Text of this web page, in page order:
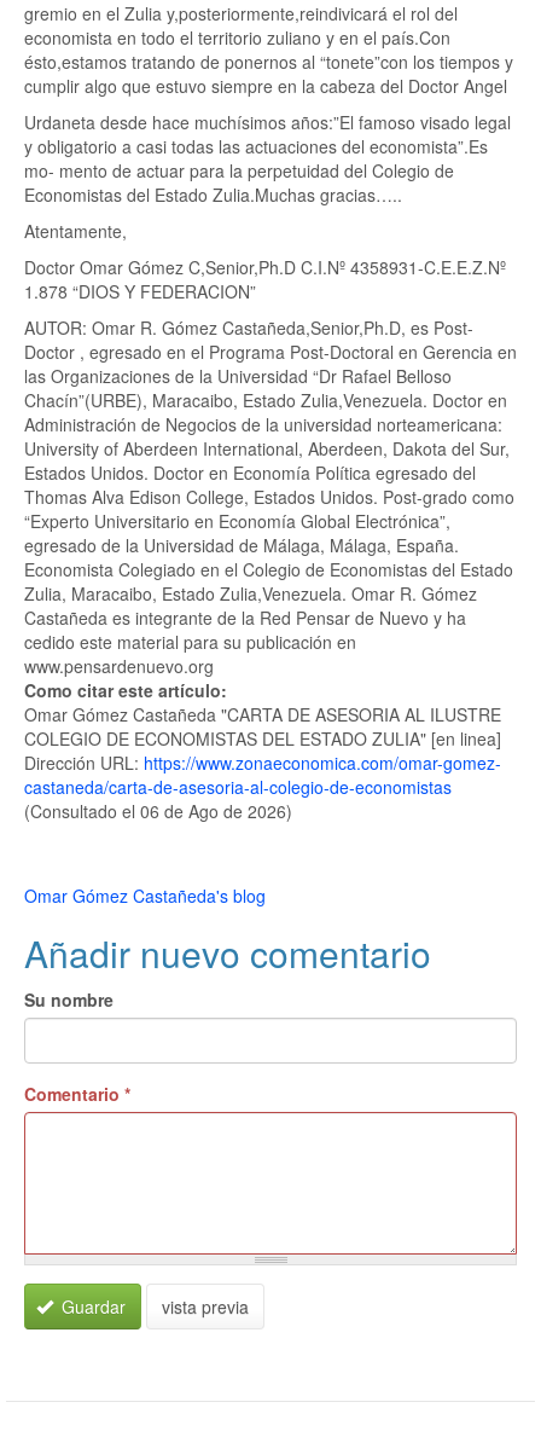
gremio en el Zulia y,posteriormente,reindivicará el rol del
economista en todo el territorio zuliano y en el país.Con
ésto,estamos tratando de ponernos al “tonete”con los tiempos y
cumplir algo que estuvo siempre en la cabeza del Doctor Angel
Urdaneta desde hace muchísimos años:”El famoso visado legal
y obligatorio a casi todas las actuaciones del economista”.Es
mo- mento de actuar para la perpetuidad del Colegio de
Economistas del Estado Zulia.Muchas gracias…..
Atentamente,
Doctor Omar Gómez C,Senior,Ph.D C.I.Nº 4358931-C.E.E.Z.Nº
1.878 “DIOS Y FEDERACION”
AUTOR: Omar R. Gómez Castañeda,Senior,Ph.D, es Post-
Doctor , egresado en el Programa Post-Doctoral en Gerencia en
las Organizaciones de la Universidad “Dr Rafael Belloso
Chacín”(URBE), Maracaibo, Estado Zulia,Venezuela. Doctor en
Administración de Negocios de la universidad norteamericana:
University of Aberdeen International, Aberdeen, Dakota del Sur,
Estados Unidos. Doctor en Economía Política egresado del
Thomas Alva Edison College, Estados Unidos. Post-grado como
“Experto Universitario en Economía Global Electrónica”,
egresado de la Universidad de Málaga, Málaga, España.
Economista Colegiado en el Colegio de Economistas del Estado
Zulia, Maracaibo, Estado Zulia,Venezuela. Omar R. Gómez
Castañeda es integrante de la Red Pensar de Nuevo y ha
cedido este material para su publicación en
www.pensardenuevo.org
Como citar este artículo:
Omar Gómez Castañeda "CARTA DE ASESORIA AL ILUSTRE
COLEGIO DE ECONOMISTAS DEL ESTADO ZULIA" [en linea]
Dirección URL: https://www.zonaeconomica.com/omar-gomez-
castaneda/carta-de-asesoria-al-colegio-de-economistas
(Consultado el 06 de Ago de 2026)
Omar Gómez Castañeda's blog
Añadir nuevo comentario
Su nombre
Comentario *
Guardar vista previa